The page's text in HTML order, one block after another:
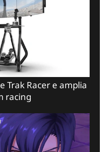
Trak Racer e amplia
racing